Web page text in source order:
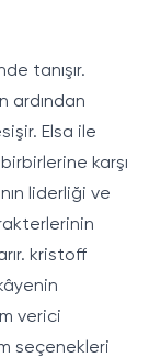
tanışır.
ardından
Elsa ile
karşı
liderliği ve
kristoff
verici
seçenekleri